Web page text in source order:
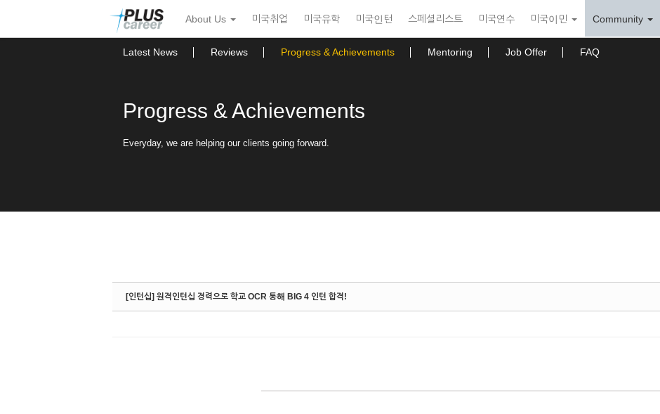
뉴
토
About Us 미국취업 미국유학 미국인턴 스페셜리스트 미국연수 미국이민 Community
Latest News Reviews Progress & Achievements Mentoring Job Offer FAQ
Progress & Achievements
Everyday, we are helping our clients going forward.
[인턴십] 원격인턴십 경력으로 학교 OCR 통해 BIG 4 인턴 합격!